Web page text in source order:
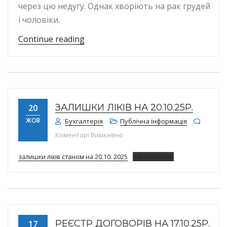
через цю недугу. Однак хворіють на рак грудей
і чоловіки.
Continue reading“20 жовтня — Всеукраїнський
20
ЖОВ
ЗАЛИШКИ ЛІКІВ НА 20.10.25Р.
Бухгалтерія
Публічна інформація
Коментарі Вимкнено
залишки ліків станом на 20.10. 2025 Завантажити
17 РЕЄСТР ДОГОВОРІВ НА 17.10.25Р.